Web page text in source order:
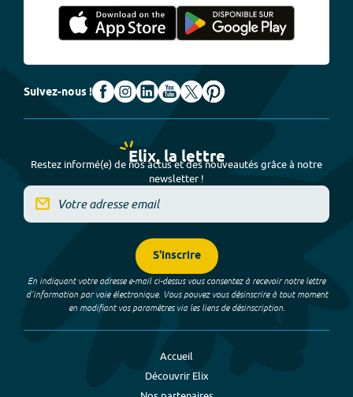
Suivez-nous !
Elix, la lettre
Restez informé(e) de nos actus et des nouveautés grâce à notre
newsletter !
S'inscrire
En indiquant votre adresse e-mail ci-dessus vous consentez à recevoir notre lettre
d’information par voie électronique. Vous pouvez vous désinscrire à tout moment
en modifiant vos paramètres via les liens de désinscription.
Accueil
Découvrir Elix